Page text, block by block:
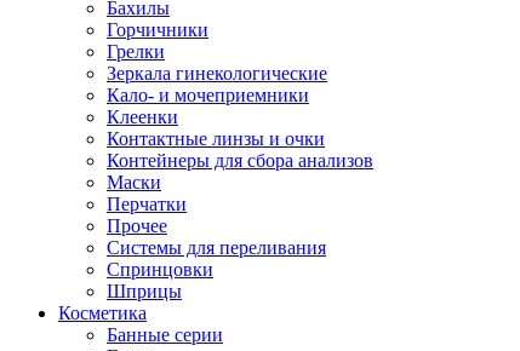
Бахилы
Горчичники
Грелки
Зеркала гинекологические
Кало- и мочеприемники
Клеенки
Контактные линзы и очки
Контейнеры для сбора анализов
Маски
Перчатки
Прочее
Системы для переливания
Спринцовки
Шприцы
Косметика
Банные серии